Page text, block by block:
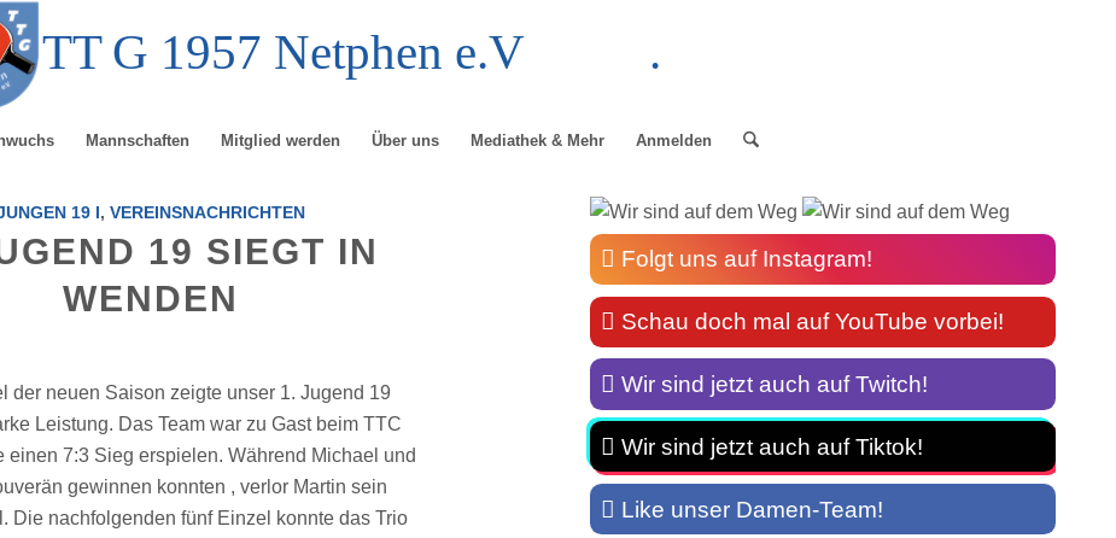
TTG 1957 Netphen e.V .
Mannschaften Mitglied werden Über uns Mediathek & Mehr Anmelden
19 I,VEREINSNACHRICHTEN
19 SIEGT IN
WENDEN
der neuen Saison zeigte unser 1. Jugend 19
Leistung. Das Team war zu Gast beim TTC
einen 7:3 Sieg erspielen. Während Michael und
gewinnen konnten , verlor Martin sein
Die nachfolgenden fünf Einzel konnte das Trio
Folgt uns auf Instagram!
Schau doch mal auf YouTube vorbei!
Wir sind jetzt auch auf Twitch!
Wir sind jetzt auch auf Tiktok!
Like unser Damen-Team!